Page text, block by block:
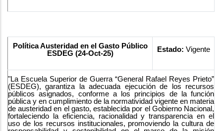
Política Austeridad en el Gasto Público
ESDEG (24-Oct-25)
Estado: Vigente
"La Escuela Superior de Guerra “General Rafael Reyes Prieto”
(ESDEG), garantiza la adecuada ejecución de los recursos
públicos asignados, conforme a los principios de la función
pública y en cumplimiento de la normatividad vigente en materia
de austeridad en el gasto, establecida por el Gobierno Nacional,
fortaleciendo la eficiencia, racionalidad y transparencia en el
uso de los recursos institucionales, promoviendo la cultura de